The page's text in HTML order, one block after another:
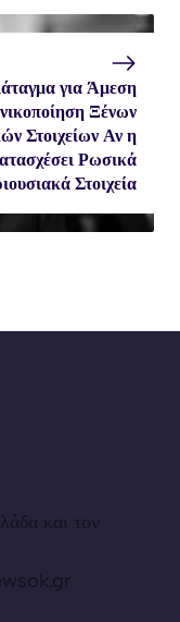
για Άμεση
Ξένων
Στοιχείων Αν η
Ρωσικά
Στοιχεία
και τον